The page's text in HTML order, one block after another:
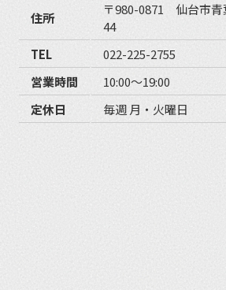
住所
〒980-0871 仙台市青
44
TEL
022-225-2755
営業時間
10:00〜19:00
定休日
毎週 月・火曜日